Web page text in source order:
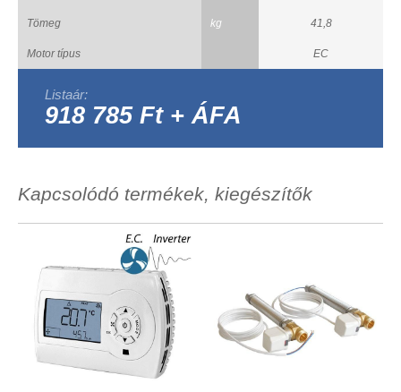
Tömeg kg 41,8
Motor típus EC
Listaár:
918 785 Ft + ÁFA
Kapcsolódó termékek, kiegészítők